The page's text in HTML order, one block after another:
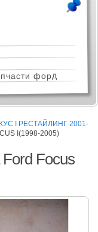
форд
I РЕСТАЙЛИНГ 2001-
I(1998-2005)
Focus